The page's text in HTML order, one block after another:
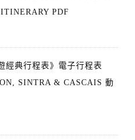
PDF
經典行程表》電子行程表
SINTRA & CASCAIS 動